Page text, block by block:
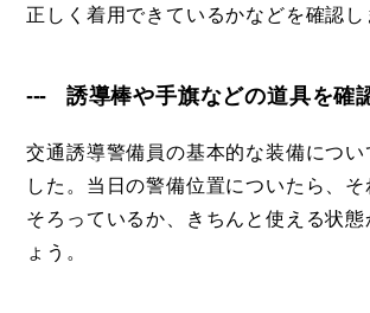
正しく着用できているかなどを確認し
誘導棒や手旗などの道具を確
交通誘導警備員の基本的な装備につい
した。当日の警備位置についたら、
そろっているか、きちんと使える状態
ょう。